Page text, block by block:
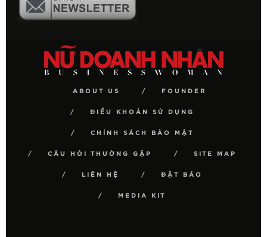
ABOUT US FOUNDER
ĐIỀU KHOẢN SỬ DỤNG
CHÍNH SÁCH BẢO MẬT
CÂU HỎI THƯỜNG GẶP SITE MAP
LIÊN HỆ ĐẶT BÁO
MEDIA KIT